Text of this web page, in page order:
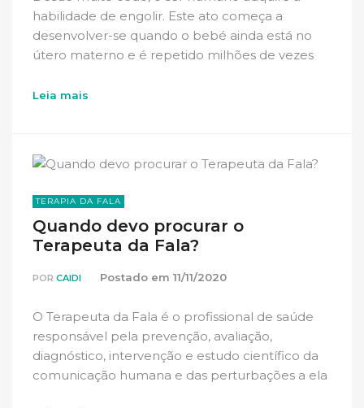
habilidade de engolir. Este ato começa a
desenvolver-se quando o bebé ainda está no
útero materno e é repetido milhões de vezes
Leia mais
TERAPIA DA FALA
Quando devo procurar o
Terapeuta da Fala?
POR CAIDI Postado em 11/11/2020
O Terapeuta da Fala é o profissional de saúde
responsável pela prevenção, avaliação,
diagnóstico, intervenção e estudo científico da
comunicação humana e das perturbações a ela